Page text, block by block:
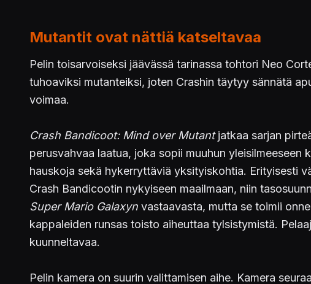
Mutantit ovat nättiä katseltavaa
Pelin toisarvoiseksi jäävässä tarinassa tohtori Neo
tuhoaviksi mutanteiksi, joten Crashin täytyy sännätä
voimaa.
Crash Bandicoot: Mind over Mutantjatkaa sarjan
perusvahvaa laatua, joka sopii muuhun
hauskoja sekä hykerryttäviä yksityiskohtia. Erityisesti
Crash Bandicootin nykyiseen maailmaan, niin
Super Mario Galaxyn vastaavasta, mutta se toimii
kappaleiden runsas toisto aiheuttaa tylsistymistä.
kuunneltavaa.
Pelin kamera on suurin valittamisen aihe. Kamera